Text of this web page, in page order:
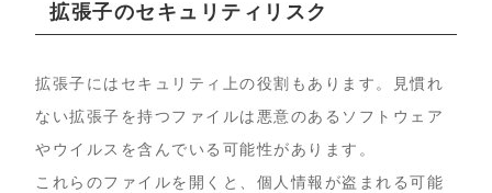
拡張子のセキュリティリスク
拡張子にはセキュリティ上の役割もあります。見慣れ
ない拡張子を持つファイルは悪意のあるソフトウェア
やウイルスを含んでいる可能性があります。
これらのファイルを開くと、個人情報が盗まれる可能